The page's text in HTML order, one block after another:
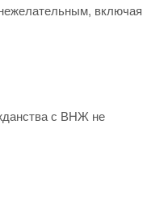
включая
с ВНЖ не